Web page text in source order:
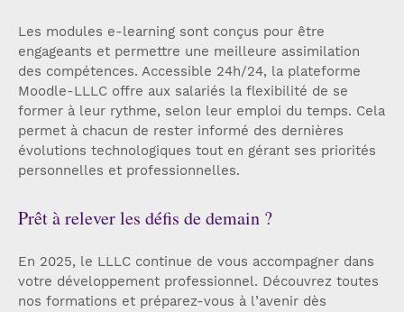
Les modules e-learning sont conçus pour être
engageants et permettre une meilleure assimilation
des compétences. Accessible 24h/24, la plateforme
Moodle-LLLC offre aux salariés la flexibilité de se
former à leur rythme, selon leur emploi du temps. Cela
permet à chacun de rester informé des dernières
évolutions technologiques tout en gérant ses priorités
personnelles et professionnelles.
Prêt à relever les défis de demain ?
En 2025, le LLLC continue de vous accompagner dans
votre développement professionnel. Découvrez toutes
nos formations et préparez-vous à l’avenir dès